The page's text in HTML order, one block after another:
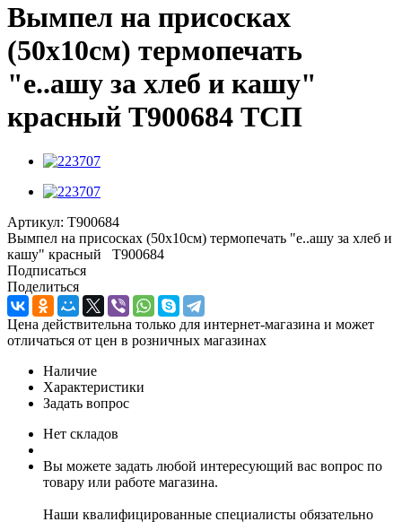
Вымпел на присосках
(50х10см) термопечать
"е..ашу за хлеб и кашу"
красный T900684 ТСП
Артикул: T900684
Вымпел на присосках (50х10см) термопечать "е..ашу за хлеб и
кашу" красный T900684
Подписаться
Поделиться
Цена действительна только для интернет-магазина и может
отличаться от цен в розничных магазинах
Наличие
Характеристики
Задать вопрос
Нет складов
Вы можете задать любой интересующий вас вопрос по
товару или работе магазина.
Наши квалифицированные специалисты обязательно